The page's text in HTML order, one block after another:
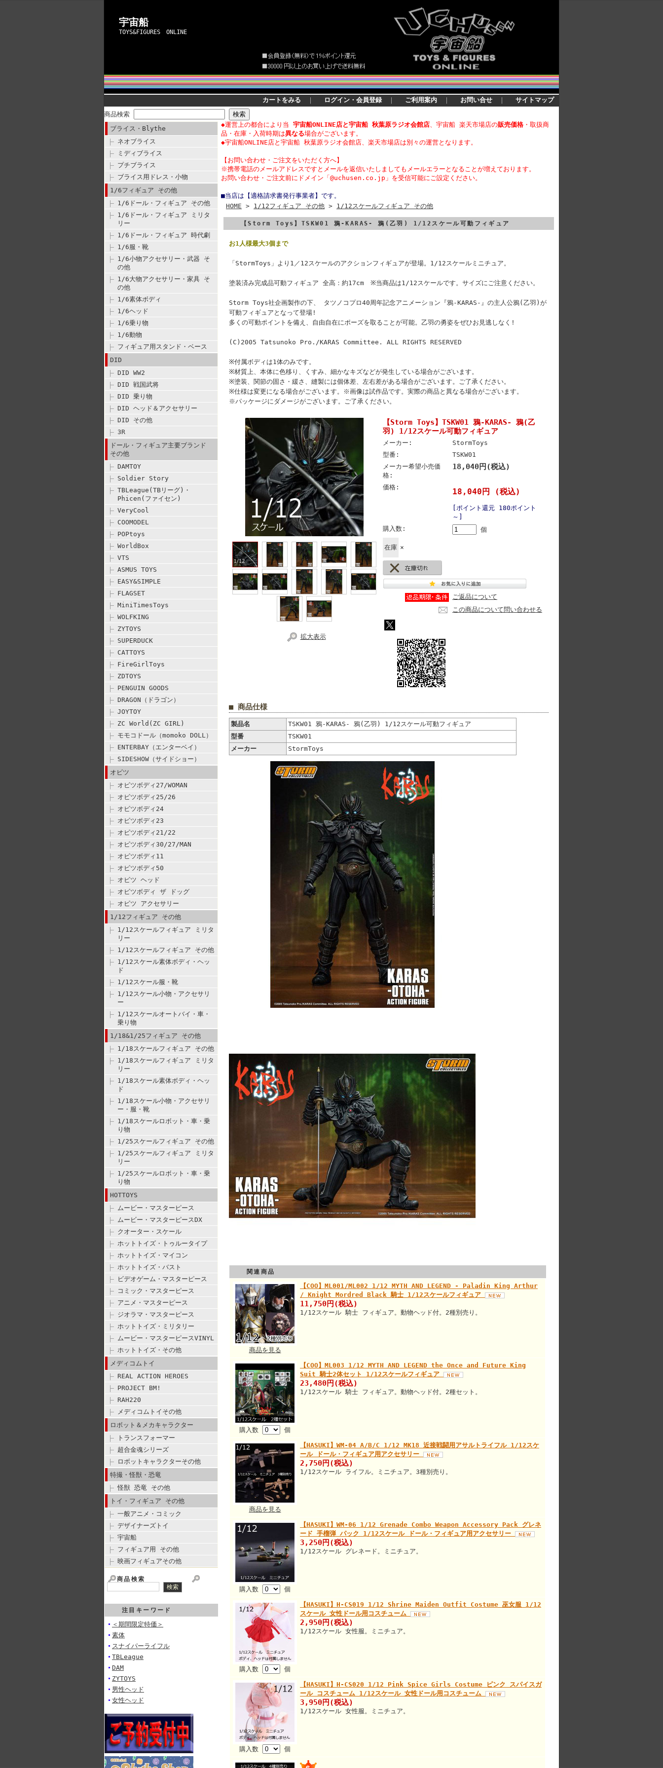
宇宙船
TOYS&FIGURES ONLINE
カートをみる ｜ ログイン・会員登録 ｜ ご利用案内 ｜ お問い合せ ｜
サイトマップ
商品検索
ブライス・Blythe
ネオブライス
ミディブライス
プチブライス
ブライス用ドレス・小物
1/6フィギュア その他
1/6ドール・フィギュア その他
1/6ドール・フィギュア ミリタ
リー
1/6ドール・フィギュア 時代劇
1/6服・靴
1/6小物アクセサリー・武器 そ
の他
1/6大物アクセサリー・家具 そ
の他
1/6素体ボディ
1/6ヘッド
1/6乗り物
1/6動物
フィギュア用スタンド・ベース
DID
DID WW2
DID 戦国武将
DID 乗り物
DID ヘッド＆アクセサリー
DID その他
3R
ドール・フィギュア主要ブランド
その他
DAMTOY
Soldier Story
TBLeague(TBリーグ)・
Phicen(ファイセン)
VeryCool
COOMODEL
POPtoys
WorldBox
VTS
ASMUS TOYS
EASY&SIMPLE
FLAGSET
MiniTimesToys
WOLFKING
ZYTOYS
SUPERDUCK
CATTOYS
FireGirlToys
ZDTOYS
PENGUIN GOODS
DRAGON（ドラゴン）
JOYTOY
ZC World(ZC GIRL)
モモコドール（momoko DOLL）
ENTERBAY（エンターベイ）
SIDESHOW（サイドショー）
オビツ
オビツボディ27/WOMAN
オビツボディ25/26
オビツボディ24
オビツボディ23
オビツボディ21/22
オビツボディ30/27/MAN
オビツボディ11
オビツボディ50
オビツ ヘッド
オビツボディ ザ ドッグ
オビツ アクセサリー
1/12フィギュア その他
1/12スケールフィギュア ミリタ
リー
1/12スケールフィギュア その他
1/12スケール素体ボディ・ヘッ
ド
1/12スケール服・靴
1/12スケール小物・アクセサリ
ー
1/12スケールオートバイ・車・
乗り物
1/18&1/25フィギュア その他
1/18スケールフィギュア その他
1/18スケールフィギュア ミリタ
リー
1/18スケール素体ボディ・ヘッ
ド
1/18スケール小物・アクセサリ
ー・服・靴
1/18スケールロボット・車・乗
り物
1/25スケールフィギュア その他
1/25スケールフィギュア ミリタ
リー
1/25スケールロボット・車・乗
り物
HOTTOYS
ムービー・マスターピース
ムービー・マスターピースDX
クオーター・スケール
ホットトイズ・トゥルータイプ
ホットトイズ・マイコン
ホットトイズ・バスト
ビデオゲーム・マスターピース
コミック・マスターピース
アニメ・マスターピース
ジオラマ・マスターピース
ホットトイズ・ミリタリー
ムービー・マスターピースVINYL
ホットトイズ・その他
メディコムトイ
REAL ACTION HEROES
PROJECT BM!
RAH220
メディコムトイその他
ロボット＆メカキャラクター
トランスフォーマー
超合金魂シリーズ
ロボットキャラクターその他
特撮・怪獣・恐竜
怪獣 恐竜 その他
トイ・フィギュア その他
一般アニメ・コミック
デザイナーズトイ
宇宙船
フィギュア用 その他
映画フィギュアその他
商品検索
注目キーワード
＜期間限定特価＞
素体
スナイパーライフル
TBLeague
DAM
ZYTOYS
男性ヘッド
女性ヘッド
◆運営上の都合により当 宇宙船ONLINE店と宇宙船 秋葉原ラジオ会館店、宇宙船 楽天市場店の販売価格 ・取扱商
品・在庫・入荷時期は異なる場合がございます。
◆宇宙船ONLINE店と宇宙船 秋葉原ラジオ会館店、楽天市場店は別々の運営となります。
【 お問い合わせ・ ご注文をいただく方へ】
※携帯電話のメールアドレスですとメールを返信いたしましてもメールエラーとなることが増えております。
お問い合わせ・ご注文前にドメイン「@uchusen.co.jp」を受信可能にご設定ください。
■当店は【適格請求書発行事業者】です。
HOME > 1/12フィギュア その他 > 1/12スケールフィギュア その他
【Storm Toys】TSKW01 鴉-KARAS- 鴉(乙羽) 1/12スケール可動フィギュア
お1人様最大3個まで
「StormToys」より1／12スケールのアクションフィギュアが登場。1/12スケールミニチュア。
塗装済み完成品可動フィギュア 全高：約17cm ※当商品は1/12スケールです。サイズにご注意ください。
Storm Toys社企画製作の下、 タツノコプロ40周年記念アニメーション『鴉-KARAS-』の主人公鴉(乙羽)が
可動フィギュアとなって登場!
多くの可動ポイントを備え、自由自在にポーズを取ることが可能。乙羽の勇姿をぜひお見逃しなく!
(C)2005 Tatsunoko Pro./KARAS Committee. ALL RIGHTS RESERVED
※付属ボディは1体のみです。
※材質上、本体に色移り、くすみ、細かなキズなどが発生している場合がございます。
※塗装、関節の固さ・緩さ、縫製には個体差、左右差がある場合がございます。ご了承ください。
※仕様は変更になる場合がございます。※画像は試作品です。実際の商品と異なる場合がございます。
※パッケージにダメージがございます。ご了承ください。
拡大表示
【Storm Toys】TSKW01 鴉-KARAS- 鴉(乙
羽) 1/12スケール可動フィギュア
メーカー:
StormToys
型番:
TSKW01
メーカー希望小売価
格:
18,040円(税込)
価格: 18,040円 (税込)
[ポイント還元 180ポイント
～]
購入数:
個
在庫 ×
ご返品について
この商品について問い合わせる
■ 商品仕様
製品名
TSKW01 鴉-KARAS- 鴉(乙羽) 1/12スケール可動フィギュア
型番
TSKW01
メーカー
StormToys
関連商品
商品を見る
【COO】ML001/ML002 1/12 MYTH AND LEGEND - Paladin King Arthur
/ Knight Mordred Black 騎士 1/12スケールフィギュア
11,750円(税込)
1/12スケール 騎士 フィギュア。動物ヘッド付。2種別売り。
購入数 個
【COO】ML003 1/12 MYTH AND LEGEND the Once and Future King
Suit 騎士2体セット 1/12スケールフィギュア
23,480円(税込)
1/12スケール 騎士 フィギュア。動物ヘッド付。2種セット。
商品を見る
【HASUKI】WM-04 A/B/C 1/12 MK18 近接戦闘用アサルトライフル 1/12スケ
ール ドール・フィギュア用アクセサリー
2,750円(税込)
1/12スケール ライフル。ミニチュア。3種別売り。
購入数 個
【HASUKI】WM-06 1/12 Grenade Combo Weapon Accessory Pack グレネ
ード 手榴弾 パック 1/12スケール ドール・フィギュア用アクセサリー
3,250円(税込)
1/12スケール グレネード。ミニチュア。
購入数 個
【HASUKI】H-CS019 1/12 Shrine Maiden Outfit Costume 巫女服 1/12
スケール 女性ドール用コスチューム
2,950円(税込)
1/12スケール 女性服。ミニチュア。
購入数 個
【HASUKI】H-CS020 1/12 Pink Spice Girls Costume ピンク スパイスガ
ール コスチューム 1/12スケール 女性ドール用コスチューム
3,950円(税込)
1/12スケール 女性服。ミニチュア。